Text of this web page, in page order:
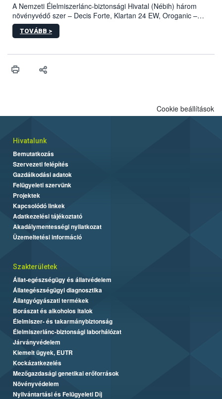
A Nemzeti Élelmiszerlánc-biztonsági Hivatal (Nébih) három
növényvédő szer – Decis Forte, Klartan 24 EW, Oroganic –
engedélyokiratát módosította, így azok a szüretet követően,
egészen a vesszőérettség (BBCH 91) stádiumáig
érésű szőlőkben is legyen lehetőség a károsító elleni további
felhasználók számára is elérhető és ökológiai termesztésben is
TOVÁBB >
Cookie beállítások
Hivatalunk
Bemutatkozás
Szervezeti felépítés
Gazdálkodási adatok
Felügyeleti szervünk
Projektek
Kapcsolódó linkek
Adatkezelési tájékoztató
Akadálymentességi nyilatkozat
Üzemeltetési információ
Szakterületek
Állat-egészségügy és állatvédelem
Állategészségügyi diagnosztika
Állatgyógyászati termékek
Borászat és alkoholos italok
Élelmiszer- és takarmánybiztonság
Élelmiszerlánc-biztonsági laborhálózat
Járványvédelem
Kiemelt ügyek, EUTR
Kockázatkezelés
Mezőgazdasági genetikai erőforrások
Növényvédelem
Nyilvántartási és Felügyeleti Díj